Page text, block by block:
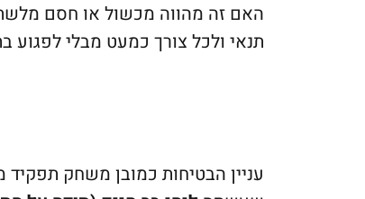
האם זה מהווה מכשול או חסם
תנאי ולכל צורך כמעט מבלי לפגוע
עניין הבטיחות כמובן משחק תפקיד